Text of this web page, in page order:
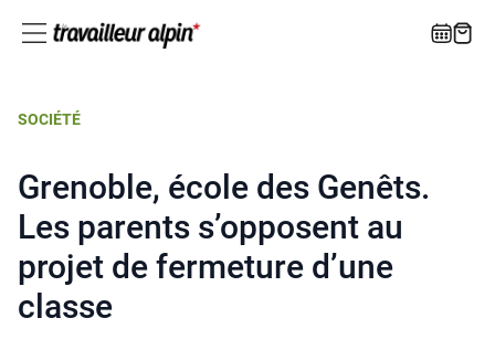
SOCIÉTÉ
Grenoble, école des Genêts.
Les parents s’opposent au
projet de fermeture d’une
classe